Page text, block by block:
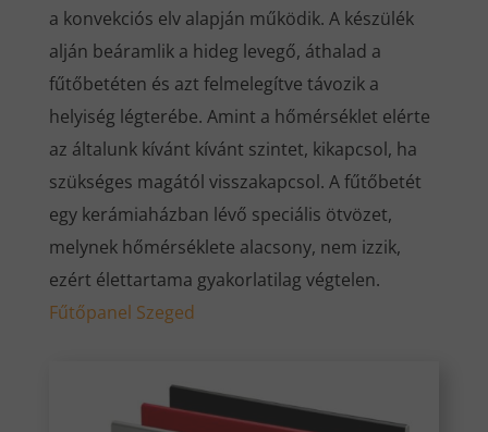
a konvekciós elv alapján működik. A készülék
alján beáramlik a hideg levegő, áthalad a
fűtőbetéten és azt felmelegítve távozik a
helyiség légterébe. Amint a hőmérséklet elérte
az általunk kívánt kívánt szintet, kikapcsol, ha
szükséges magától visszakapcsol. A fűtőbetét
egy kerámiaházban lévő speciális ötvözet,
melynek hőmérséklete alacsony, nem izzik,
ezért élettartama gyakorlatilag végtelen.
Fűtőpanel Szeged